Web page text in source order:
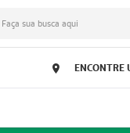
Faça sua busca aqui
ENCONTRE